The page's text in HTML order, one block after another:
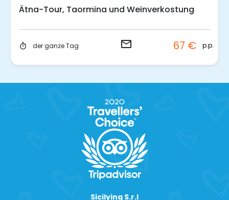
Ätna-Tour, Taormina und Weinverkostung
timer der ganze Tag email 67 € p.p.
Sicilying S.r.l